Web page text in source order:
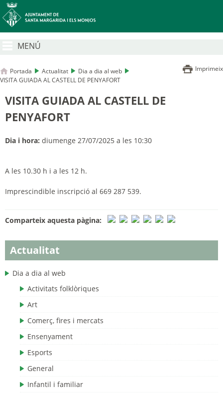
MENÚ
Portada Actualitat
Dia a dia al web
VISITA GUIADA AL CASTELL DE PENYAFORT
Imprimeix
Actualitat
Dia a dia al web
Activitats folklòriques
Art
Comerç, fires i mercats
Ensenyament
Esports
General
Infantil i familiar
VISITA GUIADA AL CASTELL DE
PENYAFORT
Dia i hora: diumenge 27/07/2025 a les 10:30
A les 10.30 h i a les 12 h.
Imprescindible inscripció al 669 287 539.
Comparteix aquesta pàgina: